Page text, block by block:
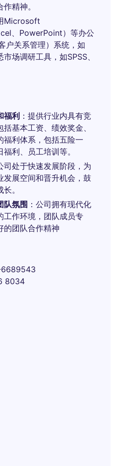
精神。
Microsoft
、PowerPoint）等办公
户关系管理）系统，如
场调研工具，如SPSS、
福利 ：提供行业内具有竞
基本工资、绩效奖金、
福利体系，包括五险一
利、员工培训等。
司处于快速发展阶段，为
发展空间和晋升机会，鼓
。
队氛围 ：公司拥有现代化
工作环境，团队成员专
的团队合作精神
8034